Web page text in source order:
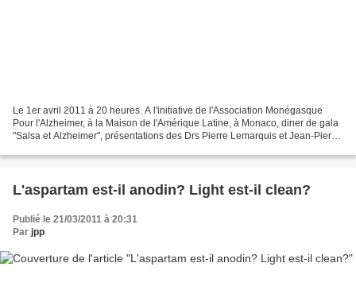
Le 1er avril 2011 à 20 heures. A l'initiative de l'Association Monégasque
Pour l'Alzheimer, à la Maison de l'Amérique Latine, à Monaco, diner de gala
"Salsa et Alzheimer", présentations des Drs Pierre Lemarquis et Jean-Pierre
L'aspartam est-il anodin? Light est-il clean?
Publié le 21/03/2011 à 20:31
Par jpp